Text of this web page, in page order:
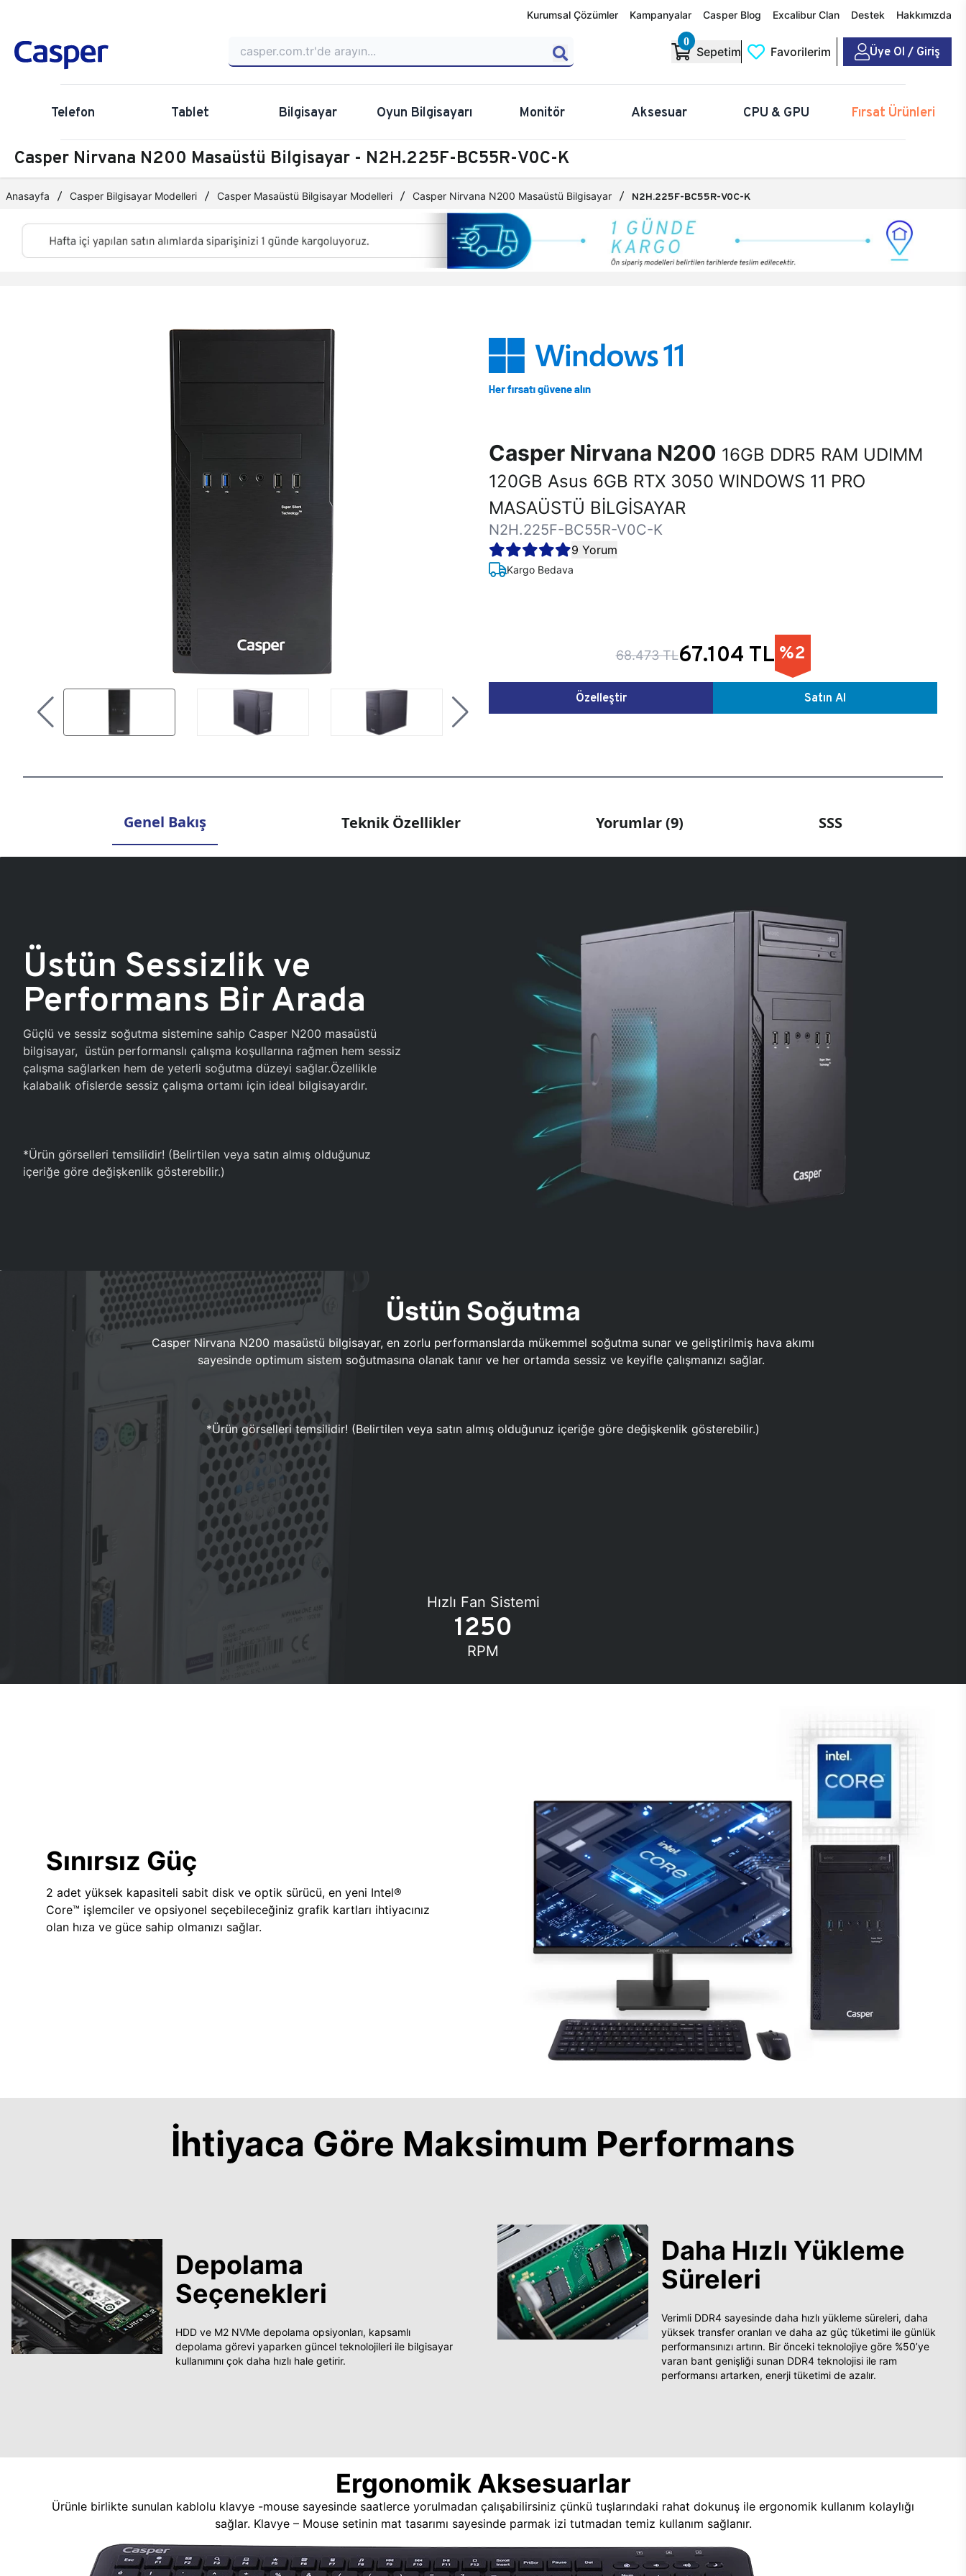
Kurumsal Çözümler Kampanyalar Casper Blog Excalibur Clan Destek Hakkımızda
0
Sepetim Favorilerim Üye Ol / Giriş
Telefon Tablet Bilgisayar Oyun Bilgisayarı Monitör Aksesuar CPU & GPU Fırsat Ürünleri
Casper Nirvana N200 Masaüstü Bilgisayar - N2H.225F-BC55R-V0C-K
Anasayfa Casper Bilgisayar Modelleri Casper Masaüstü Bilgisayar Modelleri Casper Nirvana N200 Masaüstü Bilgisayar N2H.225F-BC55R-V0C-K
Casper Nirvana N200 16GB DDR5 RAM UDIMM
120GB Asus 6GB RTX 3050 WINDOWS 11 PRO
MASAÜSTÜ BİLGİSAYAR
N2H.225F-BC55R-V0C-K
9 Yorum
Kargo Bedava
68.473 TL67.104 TL %2
Özelleştir Satın Al
Genel Bakış Teknik Özellikler Yorumlar (9) SSS
Üstün Sessizlik ve
Performans Bir Arada
Güçlü ve sessiz soğutma sistemine sahip Casper N200 masaüstü
bilgisayar, üstün performanslı çalışma koşullarına rağmen hem sessiz
çalışma sağlarken hem de yeterli soğutma düzeyi sağlar.Özellikle
kalabalık ofislerde sessiz çalışma ortamı için ideal bilgisayardır.
*Ürün görselleri temsilidir! (Belirtilen veya satın almış olduğunuz
içeriğe göre değişkenlik gösterebilir.)
Üstün Soğutma
Casper Nirvana N200 masaüstü bilgisayar, en zorlu performanslarda mükemmel soğutma sunar ve geliştirilmiş hava akımı
sayesinde optimum sistem soğutmasına olanak tanır ve her ortamda sessiz ve keyifle çalışmanızı sağlar.
*Ürün görselleri temsilidir! (Belirtilen veya satın almış olduğunuz içeriğe göre değişkenlik gösterebilir.)
Hızlı Fan Sistemi
1250
RPM
Sınırsız Güç
2 adet yüksek kapasiteli sabit disk ve optik sürücü, en yeni Intel®
Core™ işlemciler ve opsiyonel seçebileceğiniz grafik kartları ihtiyacınız
olan hıza ve güce sahip olmanızı sağlar.
İhtiyaca Göre Maksimum Performans
Depolama
Seçenekleri
HDD ve M2 NVMe depolama opsiyonları, kapsamlı
depolama görevi yaparken güncel teknolojileri ile bilgisayar
kullanımını çok daha hızlı hale getirir.
Daha Hızlı Yükleme
Süreleri
Verimli DDR4 sayesinde daha hızlı yükleme süreleri, daha
yüksek transfer oranları ve daha az güç tüketimi ile günlük
performansınızı artırın. Bir önceki teknolojiye göre %50’ye
varan bant genişliği sunan DDR4 teknolojisi ile ram
performansı artarken, enerji tüketimi de azalır.
Ergonomik Aksesuarlar
Ürünle birlikte sunulan kablolu klavye -mouse sayesinde saatlerce yorulmadan çalışabilirsiniz çünkü tuşlarındaki rahat dokunuş ile ergonomik kullanım kolaylığı
sağlar. Klavye – Mouse setinin mat tasarımı sayesinde parmak izi tutmadan temiz kullanım sağlanır.